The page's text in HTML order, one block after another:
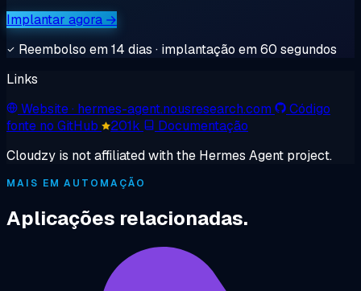
Implantar agora →
Reembolso em 14 dias · implantação em 60 segundos
Links
Website· hermes-agent.nousresearch.com
Código
fonte no GitHub
201k
Documentação
Cloudzy is not affiliated with the Hermes Agent project.
MAIS EM AUTOMAÇÃO
Aplicações relacionadas.